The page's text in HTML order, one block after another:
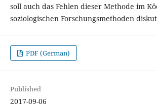
soll auch das Fehlen dieser Methode im
soziologischen Forschungsmethoden
PDF (German)
Published
2017-09-06